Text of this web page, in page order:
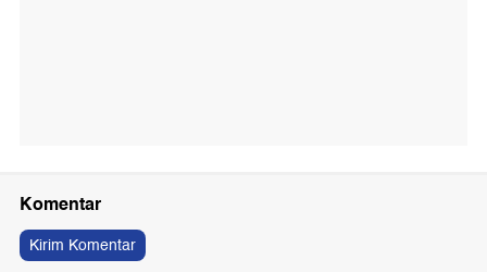
Komentar
Kirim Komentar